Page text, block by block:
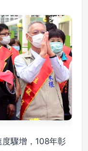
驟增，108年彰